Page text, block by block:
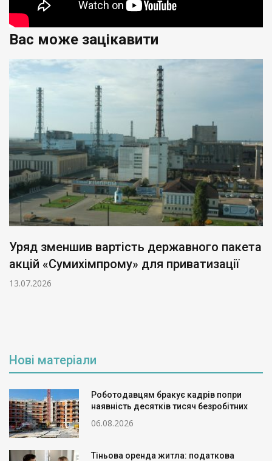
Вас може зацікавити
Уряд зменшив вартість державного пакета
акцій «Сумихімпрому» для приватизації
13.07.2026
Нові матеріали
Роботодавцям бракує кадрів попри
наявність десятків тисяч безробітних
06.08.2026
Тіньова оренда житла: податкова